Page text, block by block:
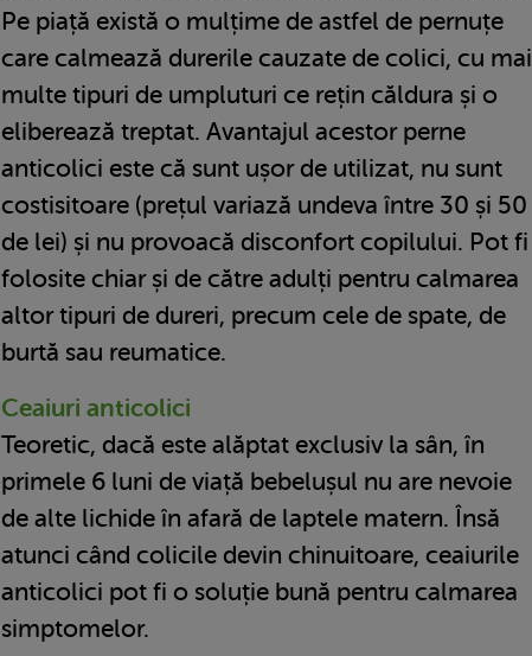
Pe piață există o mulțime de astfel de pernuțe
care calmează durerile cauzate de colici, cu mai
multe tipuri de umpluturi ce rețin căldura și o
eliberează treptat. Avantajul acestor perne
anticolici este că sunt ușor de utilizat, nu sunt
costisitoare (prețul variază undeva între 30 și 50
de lei) și nu provoacă disconfort copilului. Pot fi
folosite chiar și de către adulți pentru calmarea
altor tipuri de dureri, precum cele de spate, de
burtă sau reumatice.
Ceaiuri anticolici
Teoretic, dacă este alăptat exclusiv la sân, în
primele 6 luni de viață bebelușul nu are nevoie
de alte lichide în afară de laptele matern. Însă
atunci când colicile devin chinuitoare, ceaiurile
anticolici pot fi o soluție bună pentru calmarea
simptomelor.